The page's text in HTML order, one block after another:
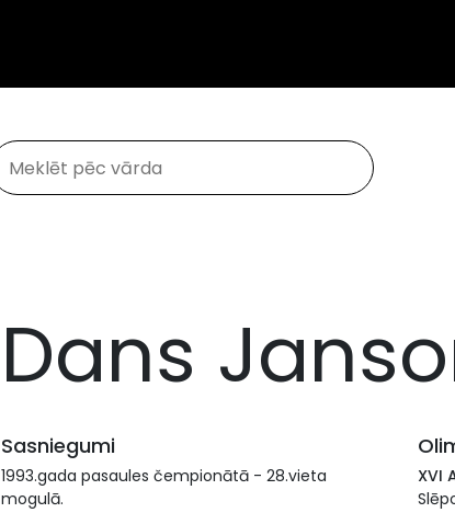
Dans
Sasniegumi
1993.gada pasaules čempionātā - 28.vieta
mogulā.
XVI